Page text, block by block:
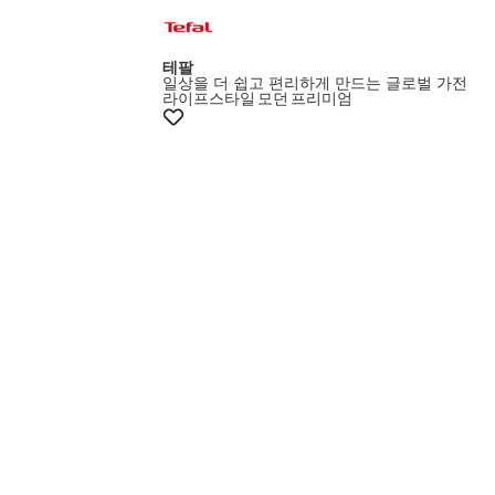
+10%쿠폰
테팔
일상을 더 쉽고 편리하게 만드는 글로벌 가전
라이프스타일 모던 프리미엄